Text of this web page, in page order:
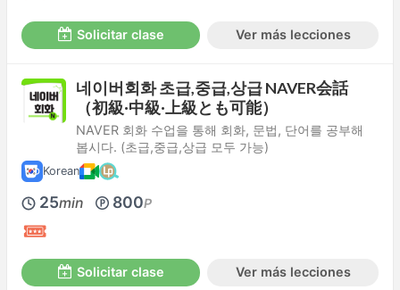
Solicitar clase Ver más lecciones
네이버회화 초급,중급,상급 NAVER会話
（初級·中級·上級とも可能）
NAVER 회화 수업을 통해 회화, 문법, 단어를 공부해
봅시다. (초급,중급,상급 모두 가능)
Korean
25min 800P
Solicitar clase Ver más lecciones